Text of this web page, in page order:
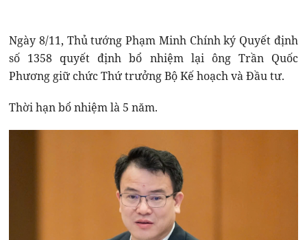
Ngày 8/11, Thủ tướng Phạm Minh Chính ký Quyết định
số 1358 quyết định bổ nhiệm lại ông Trần Quốc
Phương giữ chức Thứ trưởng Bộ Kế hoạch và Đầu tư.
Thời hạn bổ nhiệm là 5 năm.